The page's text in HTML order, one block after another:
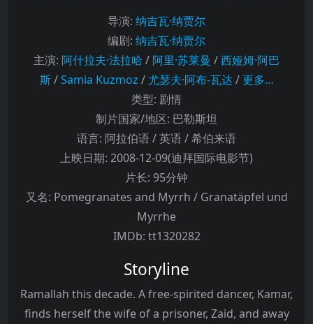
导演: 纳吉瓦·纳贾尔
编剧: 纳吉瓦·纳贾尔
主演: 阿什拉夫·法拉哈 / 阿里·苏莱曼 /西娅姆·阿巴
斯/Samia Kuzmoz / 尤瑟夫·阿布-瓦达 /更多…
类型: 剧情
制片国家/地区: 巴勒斯坦
语言: 阿拉伯语 / 英语 / 希伯来语
上映日期: 2008-12-09(迪拜国际电影节)
片长: 95分钟
又名: Pomegranates and Myrrh / Granatäpfel und
Myrrhe
IMDb: tt1320282
Storyline
Ramallah this decade. A free-spirited dancer, Kamar,
finds herself the wife of a prisoner, Zaid, and away